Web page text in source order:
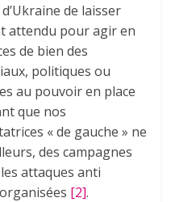
de laisser
attendu pour agir en
de bien des
politiques ou
au pouvoir en place
que nos
« de gauche » ne
des campagnes
attaques anti
[2].